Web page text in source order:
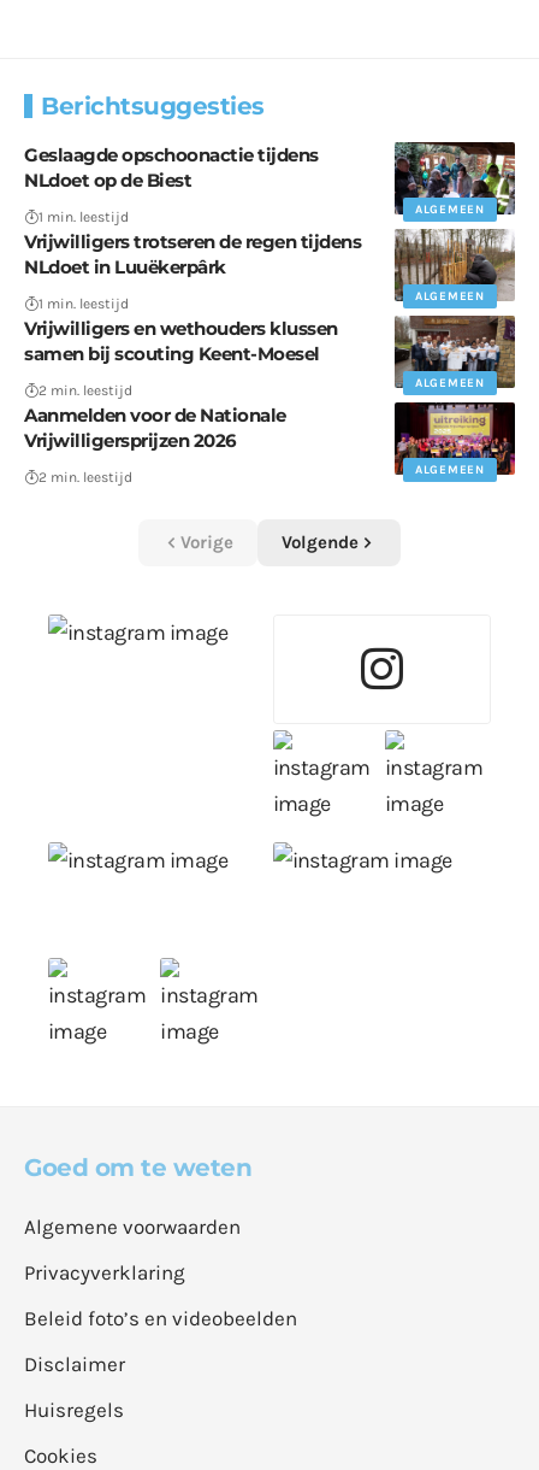
Berichtsuggesties
ALGEMEEN
Geslaagde opschoonactie tijdens
NLdoet op de Biest
1 min. leestijd
ALGEMEEN
Vrijwilligers trotseren de regen tijdens
NLdoet in Luuëkerpârk
1 min. leestijd
ALGEMEEN
Vrijwilligers en wethouders klussen
samen bij scouting Keent-Moesel
2 min. leestijd
ALGEMEEN
Aanmelden voor de Nationale
Vrijwilligersprijzen 2026
2 min. leestijd
Vorige Volgende
Goed om te weten
Algemene voorwaarden
Privacyverklaring
Beleid foto’s en videobeelden
Disclaimer
Huisregels
Cookies